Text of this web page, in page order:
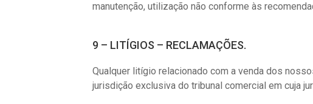
manutenção, utilização não conforme às
9 – LITÍGIOS – RECLAMAÇÕES.
Qualquer litígio relacionado com a venda dos
jurisdição exclusiva do tribunal comercial em cuja